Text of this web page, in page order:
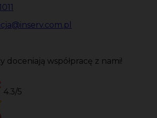
doceniają współpracę z nami!
4.3/5